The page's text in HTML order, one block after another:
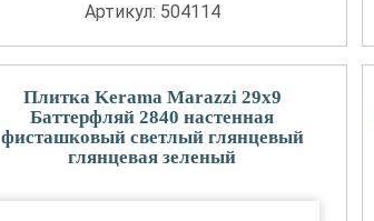
Артикул: 504114
Плитка Kerama Marazzi 29x9
Баттерфляй 2840 настенная
фисташковый светлый глянцевый
глянцевая зеленый